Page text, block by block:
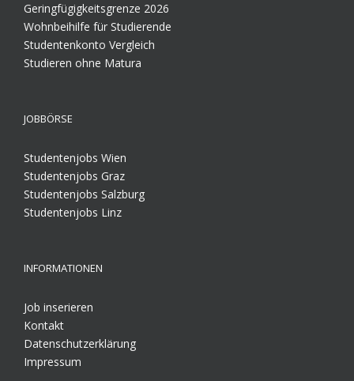
Geringfügigkeitsgrenze 2026
Wohnbeihilfe für Studierende
Studentenkonto Vergleich
Studieren ohne Matura
JOBBÖRSE
Studentenjobs Wien
Studentenjobs Graz
Studentenjobs Salzburg
Studentenjobs Linz
INFORMATIONEN
Job inserieren
Kontakt
Datenschutzerklärung
Impressum